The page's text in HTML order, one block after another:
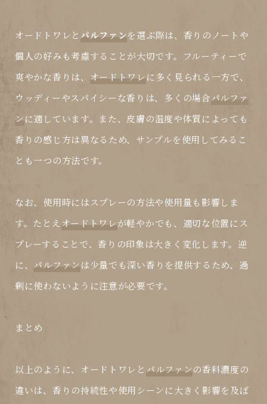
オードトワレとパルファンを選ぶ際は、香りのノートや
個人の好みも考慮することが大切です。フルーティーで
爽やかな香りは、 オードトワレに多く見られる一方で、
ウッディーやスパイシーな香りは、多くの場合パルファ
ンに適しています。また、皮膚の温度や体質によっても
香りの感じ方は異なるため、サンプルを使用してみるこ
とも一つの方法です。
なお、使用時にはスプレーの方法や使用量も影響しま
す。たとえ オードトワレが軽やかでも、適切な位置にス
プレーすることで、香りの印象は大きく変化します。逆
に、 パルファンは少量でも深い香りを提供するため、過
剰に使わないように注意が必要です。
まとめ
以上のように、 オードトワレ と パルファンの香料濃度の
違いは、香りの持続性や使用シーンに大きく影響を及ぼ